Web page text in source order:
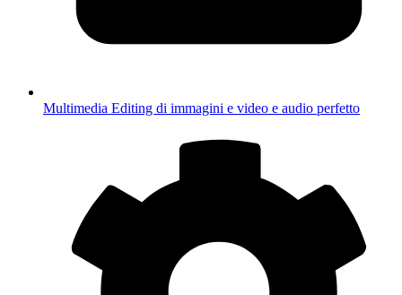
Multimedia Editing di immagini e video e audio perfetto